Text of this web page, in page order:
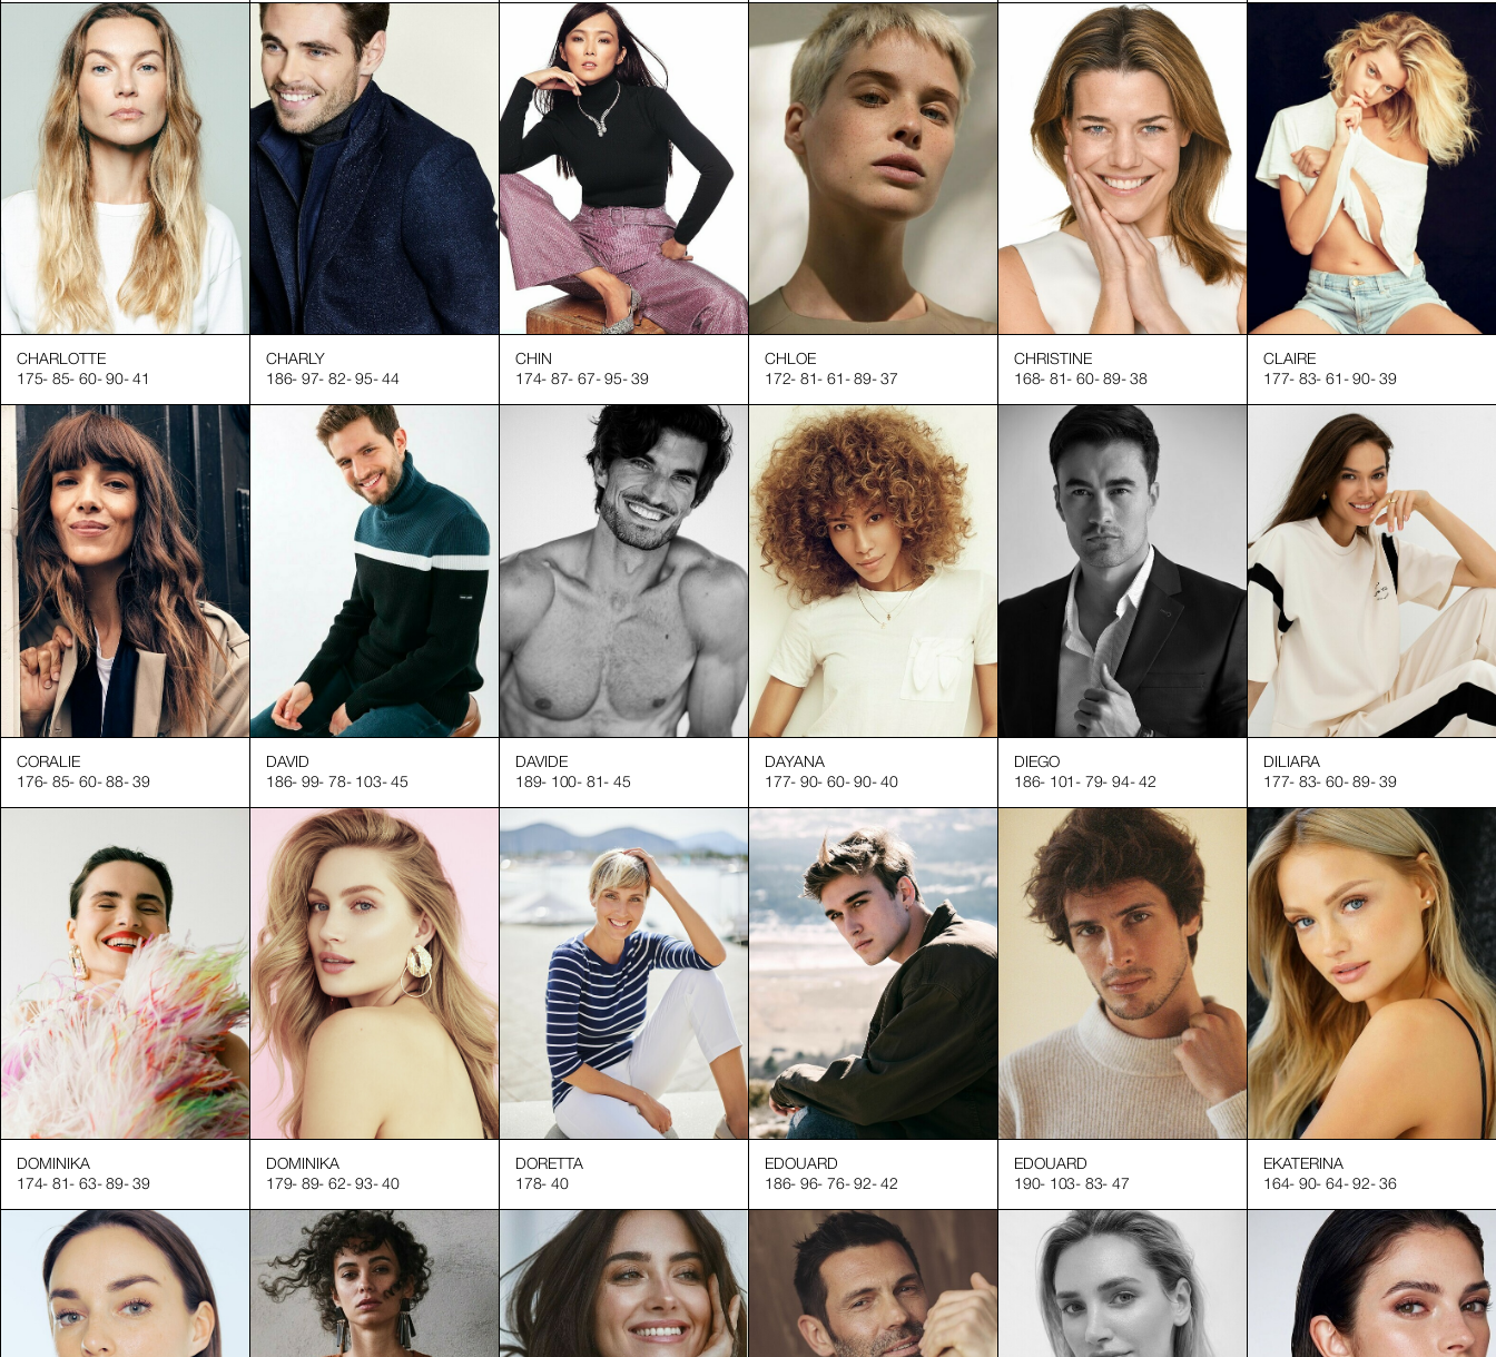
CHARLOTTE
175- 85- 60- 90- 41
CHARLY
186- 97- 82- 95- 44
CHIN
174- 87- 67- 95- 39
CHLOE
172- 81- 61 - 89- 37
CHRISTINE
168- 81- 60- 89- 38
CLAIRE
177- 83- 61 - 90- 39
CORALIE
176- 85- 60- 88- 39
DAVID
186- 99- 78- 103- 45
DAVIDE
189- 100- 81- 45
DAYANA
177- 90- 60- 90- 40
DIEGO
186- 101- 79- 94- 42
DILIARA
177- 83- 60- 89- 39
DOMINIKA
174- 81- 63- 89- 39
DOMINIKA
179- 89- 62- 93- 40
DORETTA
178- 40
EDOUARD
186- 96- 76- 92- 42
EDOUARD
190- 103- 83- 47
EKATERINA
164- 90- 64- 92- 36